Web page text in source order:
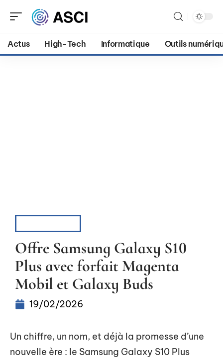
Actus High-Tech Informatique Outils
Offre Samsung Galaxy S10
Plus avec forfait Magenta
Mobil et Galaxy Buds
19/02/2026
Un chiffre, un nom, et déjà la promesse d’une
nouvelle ère : le Samsung Galaxy S10 Plus